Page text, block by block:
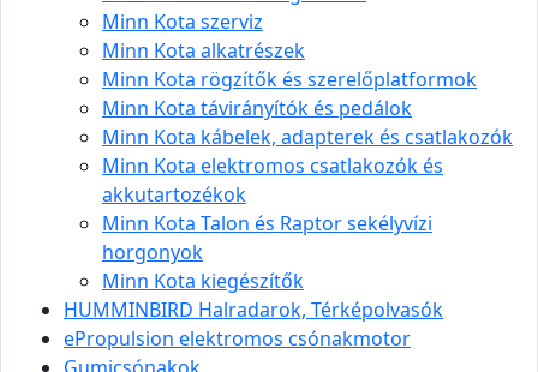
Minn Kota szerviz
Minn Kota alkatrészek
Minn Kota rögzítők és szerelőplatformok
Minn Kota távirányítók és pedálok
Minn Kota kábelek, adapterek és csatlakozók
Minn Kota elektromos csatlakozók és
akkutartozékok
Minn Kota Talon és Raptor sekélyvízi
horgonyok
Minn Kota kiegészítők
HUMMINBIRD Halradarok, Térképolvasók
ePropulsion elektromos csónakmotor